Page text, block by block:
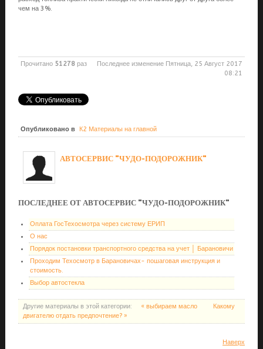
чем на 3%.
Прочитано 51278раз
Последнее изменение Пятница, 25 Август 2017
08:21
Опубликовано в К2 Материалы на главной
АВТОСЕРВИС "ЧУДО-ПОДОРОЖНИК"
ПОСЛЕДНЕЕ ОТ АВТОСЕРВИС "ЧУДО-ПОДОРОЖНИК"
Оплата ГосТехосмотра через систему ЕРИП
О нас
Порядок постановки транспортного средства на учет │ Барановичи
Проходим Техосмотр в Барановичах- пошаговая инструкция и
стоимость.
Выбор автостекла
Другие материалы в этой категории: « выбираем масло
Какому
двигателю отдать предпочтение? »
Наверх